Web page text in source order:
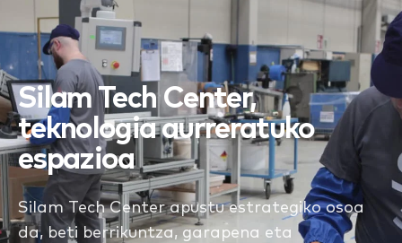
Silam Tech Center,
teknologia aurreratuko
espazioa
Silam Tech Center apustu estrategiko osoa
da, beti berrikuntza, garapena eta